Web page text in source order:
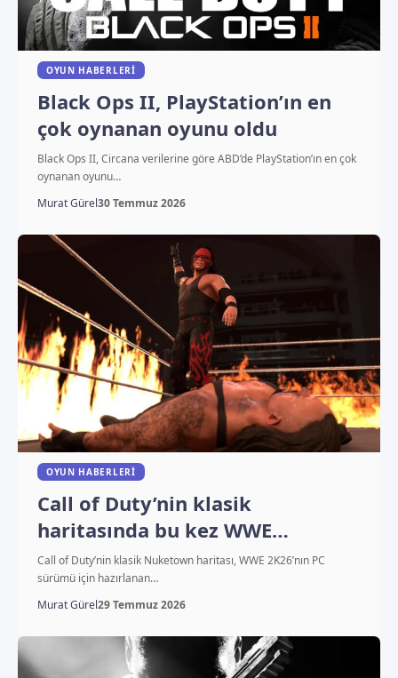
OYUN HABERLERI
Black Ops II, PlayStation’ın en
çok oynanan oyunu oldu
Black Ops II, Circana verilerine göre ABD’de PlayStation’ın en çok
oynanan oyunu…
Murat Gürel30 Temmuz 2026
OYUN HABERLERI
Call of Duty’nin klasik
haritasında bu kez WWE
yıldızları dövüşecek
Call of Duty’nin klasik Nuketown haritası, WWE 2K26’nın PC
sürümü için hazırlanan…
Murat Gürel29 Temmuz 2026